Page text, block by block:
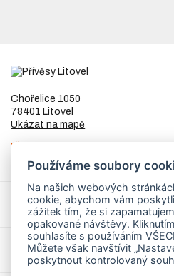
Chořelice 1050
78401 Litovel
Ukázat na mapě
IČ
DIČCZ8253255307
Přívěsy a náhradní díly
Servis
Používáme soubory
Na našich webových
cookie, abychom vám
zážitek tím, že si
opakované návštěvy.
souhlasíte s používáním
Můžete však navštívit
poskytnout kontrolovaný